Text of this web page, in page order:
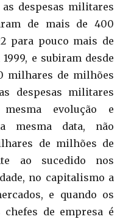
despesas militares
de mais de 400
para pouco mais de
e subiram desde
milhares de milhões
despesas militares
evolução e
mesma data, não
de milhões de
ao sucedido nos
no capitalismo a
e quando os
chefes de empresa é